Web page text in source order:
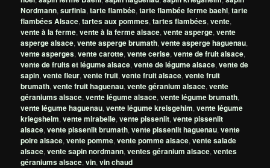
Nordmann,surfinia,tarte flambée,tarte flambée ferme baehl,tarte
flambées Alsace,tartes aux pommes,tartes flambées,vente,
vente à la ferme,vente à la ferme alsace,vente asperge,vente
asperge alsace,vente asperge brumath,vente asperge haguenau,
vente asperges,vente carotte,vente cerise,vente de fruit alsace,
vente de fruits et légume alsace,vente de légume alsace,vente de
sapin,vente fleur,vente fruit,vente fruit alsace,vente fruit
brumath,vente fruit haguenau,vente géranium alsace,vente
géraniums alsace,vente légume alsace,vente légume brumath,
vente légume haguenau,vente légume kreisgehim,vente légume
kriegsheim,vente mirabelle,vente pissenlit,vente pissenlit
alsace,vente pissenlit brumath,vente pissenlit haguenau,vente
poire alsace,vente pomme,vente pomme alsace,vente salade
alsace,vente sapin nordmann,ventes géranium alsace,ventes
géraniums alsace,vin,vin chaud